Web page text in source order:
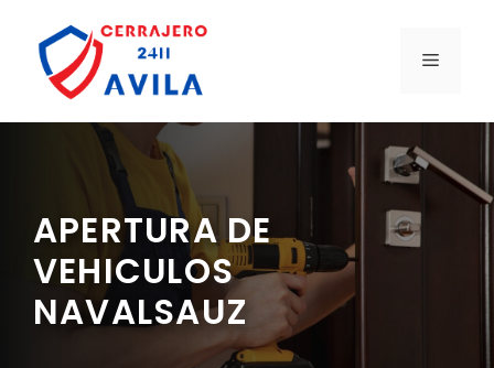
contenido
MENÚ
APERTURA DE
VEHICULOS
NAVALSAUZ